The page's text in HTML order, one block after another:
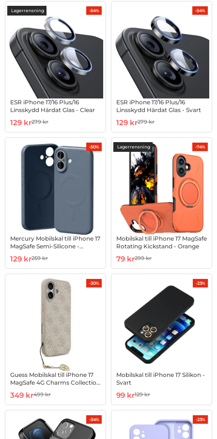
Lagerrensning -54%
ESR iPhone 17/16 Plus/16
Linsskydd Härdat Glas - Clear
Art. nr 1003000386
rea pris
129 krtidigare pris
279 kr
-54%
ESR iPhone 17/16 Plus/16
Linsskydd Härdat Glas - Svart
Art. nr 1003000388
rea pris
129 krtidigare pris
279 kr
-50%
Mercury Mobilskal till iPhone 17
MagSafe Semi-Silicone -
Art. nr 1003000869
rea pris
129 krtidigare pris
259 kr
Lagerrensning -74%
Mobilskal till iPhone 17 MagSafe
Rotating Kickstand - Orange
Art. nr 1003003207
rea pris
79 krtidigare pris
299 kr
-30%
Guess Mobilskal till iPhone 17
MagSafe 4G Charms Collection
Art. nr 1003003496
rea pris
349 krtidigare pris
499 kr
-23%
Mobilskal till iPhone 17 Silikon -
Svart
Art. nr 1003004071
rea pris
99 krtidigare pris
129 kr
-34% -23%